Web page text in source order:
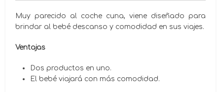
Muy parecido al coche cuna, viene diseñado para
brindar al bebé descanso y comodidad en sus viajes.
Ventajas
Dos productos en uno.
El bebé viajará con más comodidad.